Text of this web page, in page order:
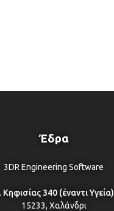
Έδρα
3DR Engineering Software
Κηφισίας 340 (έναντι Υγεία)
15233, Χαλάνδρι